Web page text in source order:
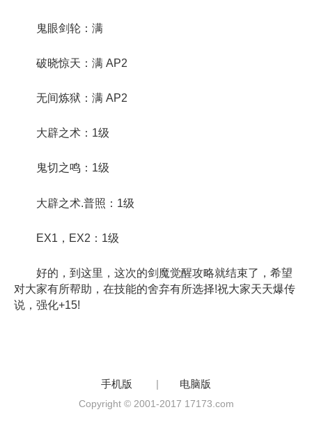
鬼眼剑轮：满
破晓惊天：满 AP2
无间炼狱：满 AP2
大辟之术：1级
鬼切之鸣：1级
大辟之术.普照：1级
EX1，EX2：1级
好的，到这里，这次的剑魔觉醒攻略就结束了，希望
对大家有所帮助，在技能的舍弃有所选择!祝大家天天爆传
说，强化+15!
手机版 | 电脑版
Copyright © 2001-2017 17173.com